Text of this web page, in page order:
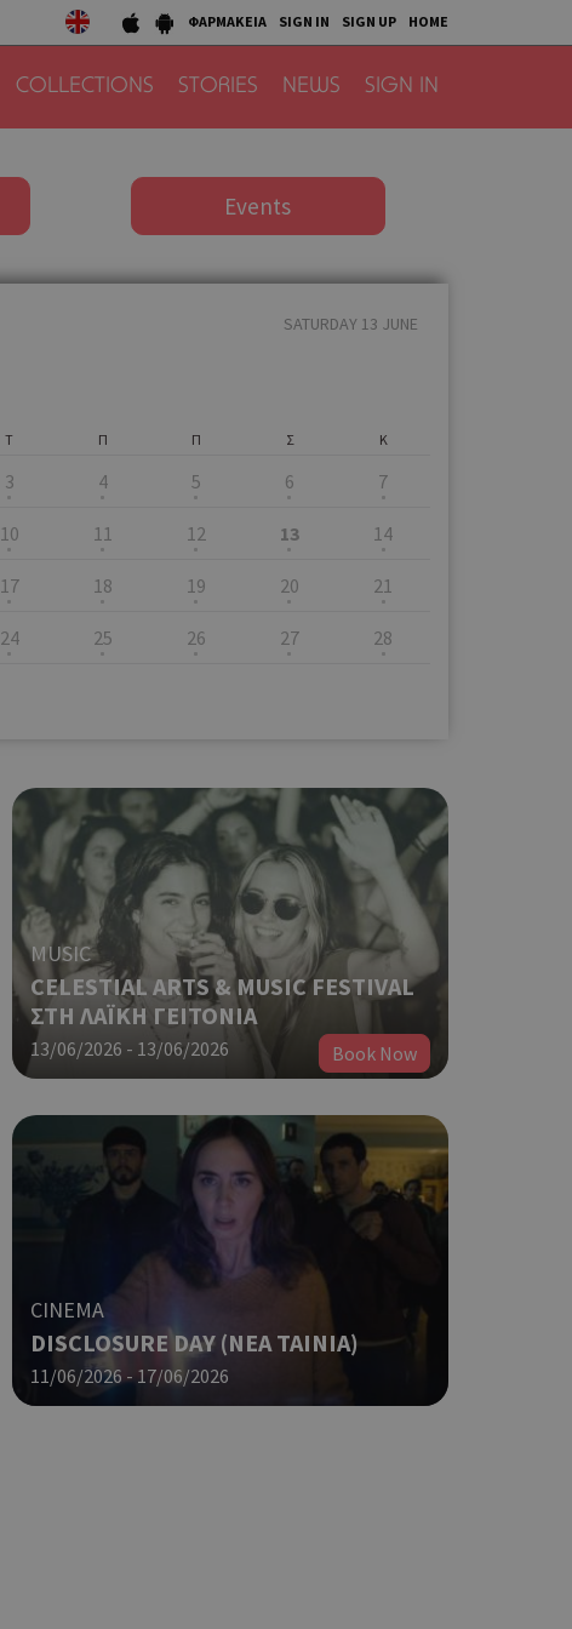
ΦΑΡΜΑΚΕΙΑ SIGN IN SIGN UP HOME
COLLECTIONS STORIES NEWS SIGN IN
Events
SATURDAY 13 JUNE
Τ
3
Π
4
Π
5
Σ
6
Κ
7
10 11 12 13 14
17 18 19 20 21
24 25 26 27 28
MUSIC
CELESTIAL ARTS & MUSIC FESTIVAL
ΣΤΗ ΛΑΪΚΗ ΓΕΙΤΟΝΙΑ
13/06/2026 - 13/06/2026 Book Now
CINEMA
DISCLOSURE DAY (ΝΕΑ ΤΑΙΝΙΑ)
11/06/2026 - 17/06/2026